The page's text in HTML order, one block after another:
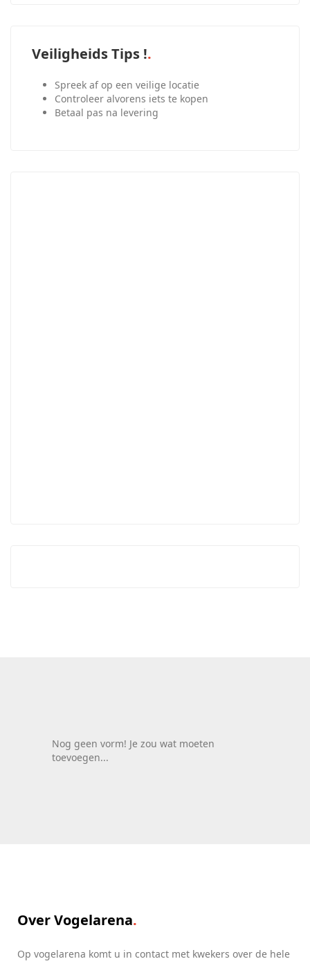
Veiligheids Tips !
Spreek af op een veilige locatie
Controleer alvorens iets te kopen
Betaal pas na levering
Nog geen vorm! Je zou wat moeten
toevoegen...
Over Vogelarena
Op vogelarena komt u in contact met kwekers over de hele